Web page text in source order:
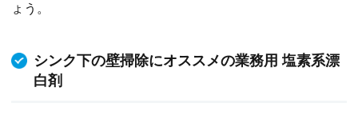
ょう。
シンク下の壁掃除にオススメの業務用 塩素系漂
白剤